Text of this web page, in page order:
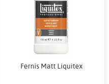
Fernis Matt Liquitex